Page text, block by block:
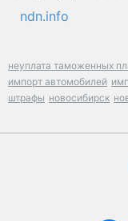
ndn.info
неуплата таможенных
импорт автомобилей
штрафы новосибирск